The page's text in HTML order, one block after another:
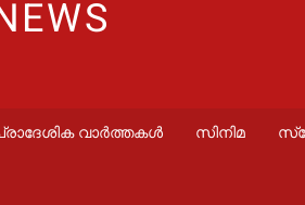
വാർത്തകൾ സിനിമ